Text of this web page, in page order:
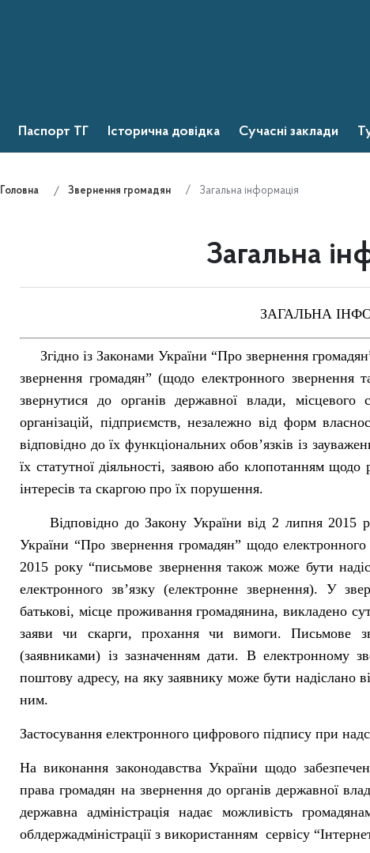
Паспорт ТГ Історична довідка Сучасні заклади
Головна Звернення громадян Загальна інформація
Загальна
ЗАГАЛЬНА
Згідно із Законами України “Про звернення
звернення громадян” (щодо електронного звернення
звернутися до органів державної влади, місцевого
організацій, підприємств, незалежно від форм
відповідно до їх функціональних обов’язків із
їх статутної діяльності, заявою або клопотанням щодо
інтересів та скаргою про їх порушення.
Відповідно до Закону України від 2 липня 2015
України “Про звернення громадян” щодо
2015 року “письмове звернення також може бути
електронного зв’язку (електронне звернення). У
батькові, місце проживання громадянина, викладено
заяви чи скарги, прохання чи вимоги. Письмове
(заявниками) із зазначенням дати. В електронному
поштову адресу, на яку заявнику може бути надіслано
ним.
Застосування електронного цифрового підпису при
На виконання законодавства України щодо
права громадян на звернення до органів державної
державна адміністрація надає можливість
облдержадміністрації з використанням сервісу